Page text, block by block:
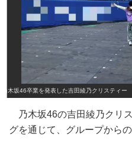
乃木坂46卒業を発表した吉田綾乃クリスティ
乃木坂46の吉田綾乃クリ
グを通じて、グループから